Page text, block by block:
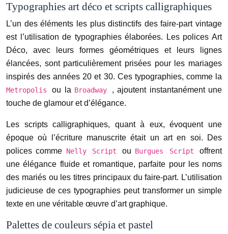
Typographies art déco et scripts calligraphiques
L’un des éléments les plus distinctifs des faire-part vintage
est l’utilisation de typographies élaborées. Les polices Art
Déco, avec leurs formes géométriques et leurs lignes
élancées, sont particulièrement prisées pour les mariages
inspirés des années 20 et 30. Ces typographies, comme la
Metropolisou la Broadway , ajoutent instantanément une
touche de glamour et d’élégance.
Les scripts calligraphiques, quant à eux, évoquent une
époque où l’écriture manuscrite était un art en soi. Des
polices comme Nelly Scriptou Burgues Scriptoffrent
une élégance fluide et romantique, parfaite pour les noms
des mariés ou les titres principaux du faire-part. L’utilisation
judicieuse de ces typographies peut transformer un simple
texte en une véritable œuvre d’art graphique.
Palettes de couleurs sépia et pastel